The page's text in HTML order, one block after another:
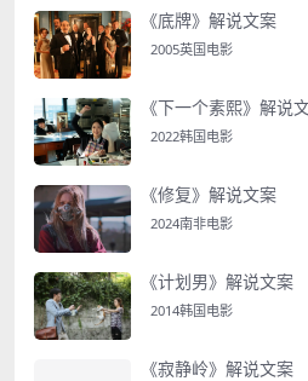
《底牌》解说文案
2005英国电影
《下一个素熙》解说
2022韩国电影
《修复》解说文案
2024南非电影
《计划男》解说文案
2014韩国电影
《寂静岭》解说文案